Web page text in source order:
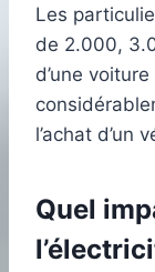
Les
de 2.000,
d’une
l’achat d’un
Quel